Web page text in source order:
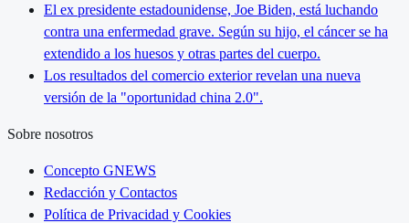
El ex presidente estadounidense, Joe Biden, está luchando
contra una enfermedad grave. Según su hijo, el cáncer se ha
extendido a los huesos y otras partes del cuerpo.
Los resultados del comercio exterior revelan una nueva
versión de la "oportunidad china 2.0".
Sobre nosotros
Concepto GNEWS
Redacción y Contactos
Política de Privacidad y Cookies